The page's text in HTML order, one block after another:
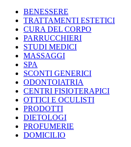
BENESSERE
TRATTAMENTI ESTETICI
CURA DEL CORPO
PARRUCCHIERI
STUDI MEDICI
MASSAGGI
SPA
SCONTI GENERICI
ODONTOIATRIA
CENTRI FISIOTERAPICI
OTTICI E OCULISTI
PRODOTTI
DIETOLOGI
PROFUMERIE
DOMICILIO